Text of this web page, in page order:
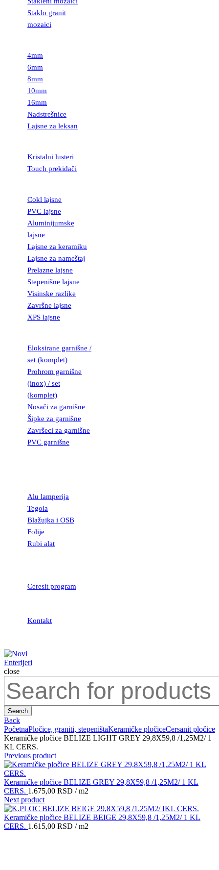
Staklo granit
mozaici
4mm
6mm
8mm
10mm
16mm
Nadstrešnice
Lajsne za leksan
Kristalni lusteri
Touch prekidači
Cokl lajsne
PVC lajsne
Aluminijumske
lajsne
Lajsne za keramiku
Lajsne za nameštaj
Prelazne lajsne
Stepenišne lajsne
Visinske razlike
Završne lajsne
XPS lajsne
Eloksirane garnišne /
set (komplet)
Prohrom garnišne
(inox) / set
(komplet)
Nosači za garnišne
Šipke za garnišne
Završeci za garnišne
PVC garnišne
Alu lamperija
Tegola
Blažujka i OSB
Folije
Rubi alat
Ceresit program
Kontakt
close
for:
Search
Back
PočetnaPločice, graniti, stepeništaKeramičke pločiceCersanit pločice
Keramičke pločice BELIZE LIGHT GREY 29,8X59,8 /1,25M2/ 1
KL CERS.
Previous product
Keramičke pločice BELIZE GREY 29,8X59,8 /1,25M2/ 1 KL
CERS. 1.675,00 RSD / m2
Next product
Keramičke pločice BELIZE BEIGE 29,8X59,8 /1,25M2/ 1 KL
CERS. 1.615,00 RSD / m2